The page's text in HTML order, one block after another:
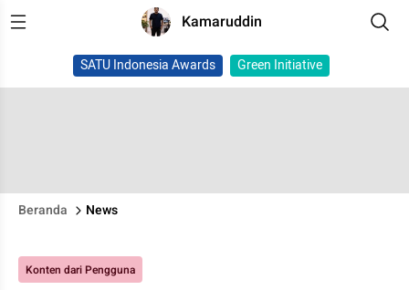
Kamaruddin
SATU Indonesia Awards Green Initiative
Beranda News
Konten dari Pengguna